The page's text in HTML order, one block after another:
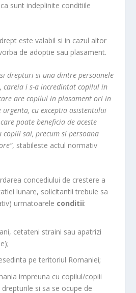
sunt indeplinite conditiile
este valabil si in cazul altor
de adoptie sau plasament.
drepturi si una dintre persoanele
careia i s-a incredintat copilul in
are copilul in plasament ori in
cu exceptia asistentului
poate beneficia de aceste
sai, precum si persoana
, stabileste actul normativ
concediului de crestere a
lunare, solicitantii trebuie sa
urmatoarele conditii:
cetateni straini sau apatrizi
pe teritoriul Romaniei;
impreuna cu copilul/copiii
si sa se ocupe de